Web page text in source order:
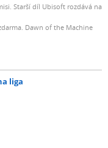
Starší díl Ubisoft rozdává na
Dawn of the Machine
liga